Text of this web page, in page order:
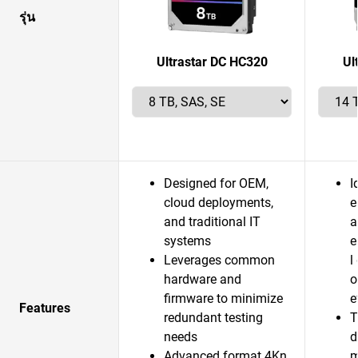
รุ่น
Ultrastar DC HC320
Features
Designed for OEM,
cloud deployments,
and traditional IT
systems
Leverages common
hardware and
firmware to minimize
redundant testing
needs
l